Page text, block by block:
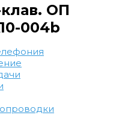
ОП
004b